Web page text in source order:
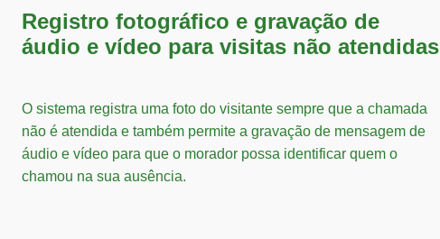
Registro fotográfico e gravação de
áudio e vídeo para visitas não atendidas
O sistema registra uma foto do visitante sempre que a chamada
não é atendida e também permite a gravação de mensagem de
áudio e vídeo para que o morador possa identificar quem o
chamou na sua ausência.